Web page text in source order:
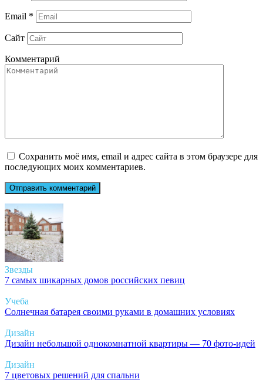
Email *
Сайт
Комментарий
Сохранить моё имя, email и адрес сайта в этом браузере для
последующих моих комментариев.
Звезды
7 самых шикарных домов российских певиц
Учеба
Солнечная батарея своими руками в домашних условиях
Дизайн
Дизайн небольшой однокомнатной квартиры — 70 фото-идей
Дизайн
7 цветовых решений для спальни